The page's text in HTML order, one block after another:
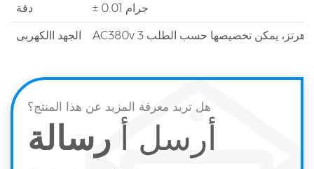
دقة ± 0.01 جرام
الجهد االكهربى
هل تريد معرفة المزيد عن هذا المنتج؟
أرسل أ رسالة